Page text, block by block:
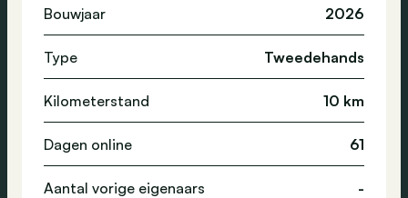
Bouwjaar 2026
Type Tweedehands
Kilometerstand 10 km
Dagen online 61
Aantal vorige eigenaars -